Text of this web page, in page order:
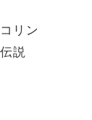
リン
説